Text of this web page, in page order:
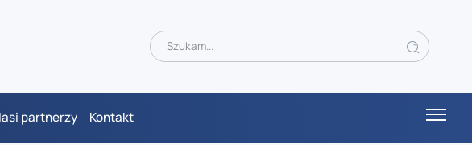
partnerzy Kontakt